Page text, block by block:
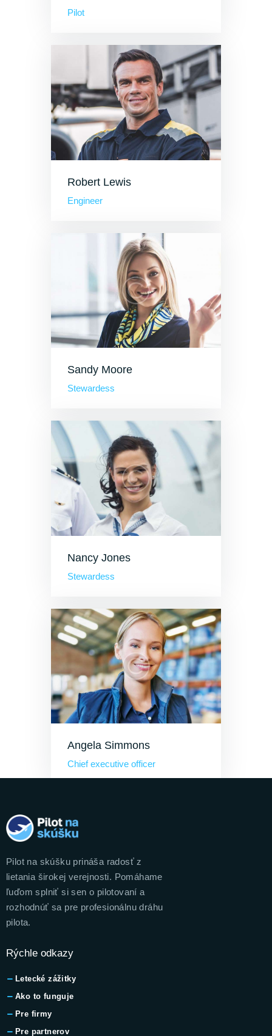
Pilot
Robert Lewis
Engineer
Sandy Moore
Stewardess
Nancy Jones
Stewardess
Angela Simmons
Chief executive officer
Pilot na skúšku prináša radosť z
lietania širokej verejnosti. Pomáhame
ľuďom splniť si sen o pilotovaní a
rozhodnúť sa pre profesionálnu dráhu
pilota.
Rýchle odkazy
Letecké zážitky
Ako to funguje
Pre firmy
Pre partnerov